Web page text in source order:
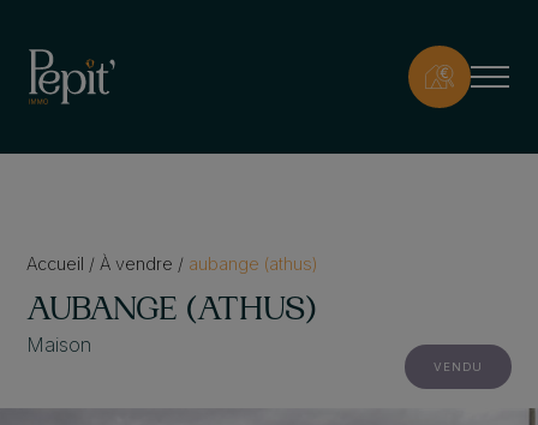
Accueil / À vendre / aubange (athus)
AUBANGE (ATHUS)
Maison
VENDU